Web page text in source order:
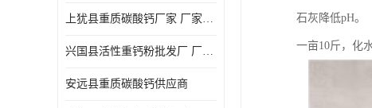
上犹县重质碳酸钙厂家 厂家供应 欢迎电话咨询
兴国县活性重钙粉批发厂 厂家供应 欢迎电话咨询
安远县重质碳酸钙供应商
石灰降低pH。
一亩10斤，化